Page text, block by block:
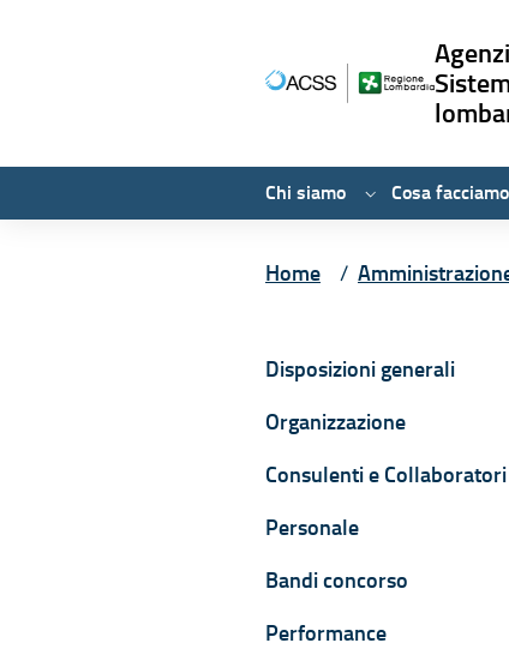
Chi siamo Cosa facciamo
Home
Navigazione
Disposizioni generali
Organizzazione
Consulenti e Collaboratori
Personale
Bandi concorso
Performance